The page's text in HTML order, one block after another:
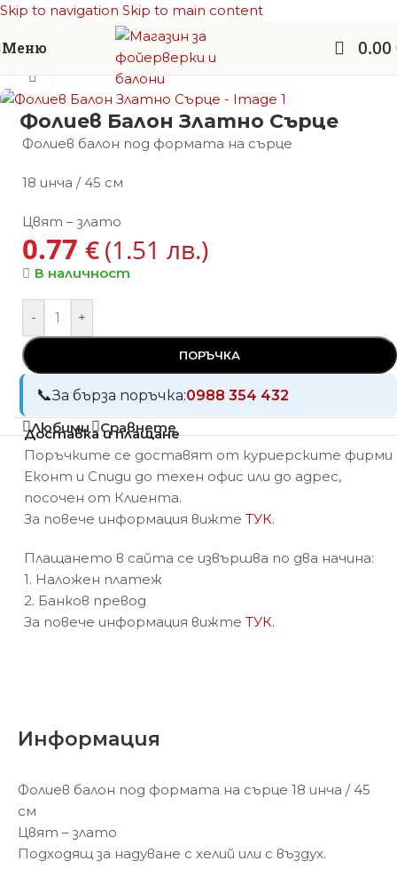
Skip to navigation Skip to main content
Меню 0.00
Балони фолио/Балони - СЪРЦЕ
Фолиев Балон Златно Сърце
Фолиев балон под формата на сърце
18 инча / 45 см
Цвят – злато
0.77 €(1.51 лв.)
В наличност
- +
ПОРЪЧКА
За бърза поръчка:0988 354 432
Любими
Сравнете
Доставка и плащане
Поръчките се доставят от куриерските фирми
Еконт и Спиди до техен офис или до адрес,
посочен от Клиента.
За повече информация вижте ТУК.
Плащането в сайта се извършва по два начина:
1. Наложен платеж
2. Банков превод
За повече информация вижте ТУК.
Информация
Фолиев балон под формата на сърце 18 инча / 45
см
Цвят – злато
Подходящ за надуване с хелий или с въздух.